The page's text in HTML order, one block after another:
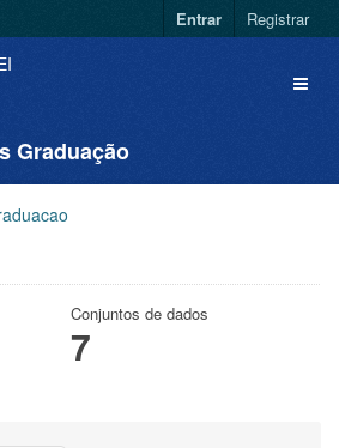
Entrar Registrar
Graduação
Conjuntos de dados
7